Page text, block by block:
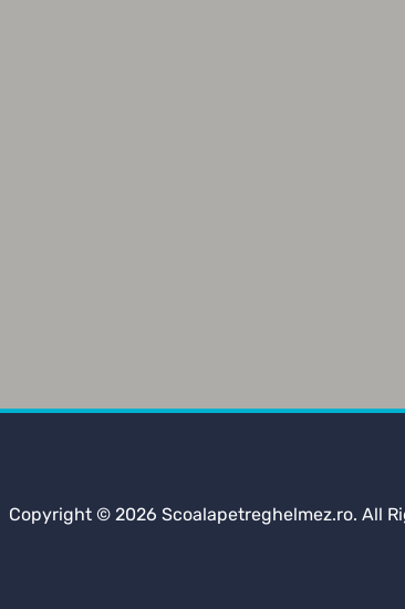
Copyright © 2026 Scoalapetreghelmez.ro. All